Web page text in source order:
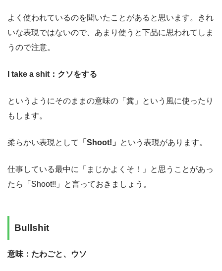
よく使われているのを聞いたことがあると思います。きれ
いな表現ではないので、あまり使うと下品に思われてしま
うので注意。
I take a shit：クソをする
というようにそのままの意味の「糞」という風に使ったり
もします。
柔らかい表現として 「Shoot!」 という表現があります。
仕事している最中に「まじかよくそ！」と思うことがあっ
たら「Shoot!!」と言っておきましょう。
Bullshit
意味：たわごと、ウソ